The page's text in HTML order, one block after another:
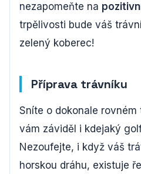
nezapomeňte na
trpělivosti bude váš
zelený koberec!
Příprava trávníku
Sníte o dokonale
vám záviděl i kdejaký
Nezoufejte, i když váš
horskou dráhu, existuje